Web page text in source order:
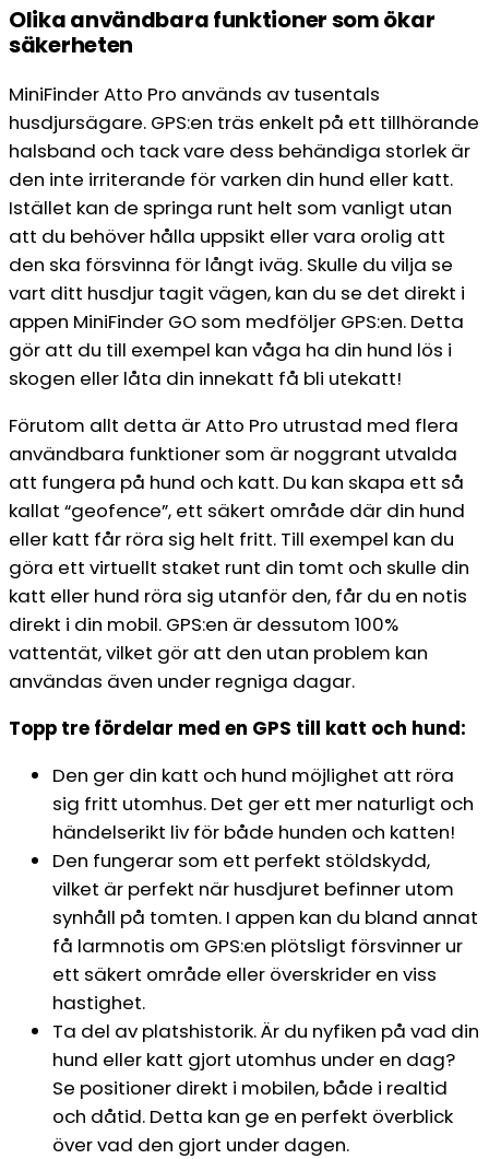
Olika användbara funktioner som ökar
säkerheten
MiniFinder Atto Pro används av tusentals
husdjursägare. GPS:en träs enkelt på ett tillhörande
halsband och tack vare dess behändiga storlek är
den inte irriterande för varken din hund eller katt.
Istället kan de springa runt helt som vanligt utan
att du behöver hålla uppsikt eller vara orolig att
den ska försvinna för långt iväg. Skulle du vilja se
vart ditt husdjur tagit vägen, kan du se det direkt i
appen MiniFinder GO som medföljer GPS:en. Detta
gör att du till exempel kan våga ha din hund lös i
skogen eller låta din innekatt få bli utekatt!
Förutom allt detta är Atto Pro utrustad med flera
användbara funktioner som är noggrant utvalda
att fungera på hund och katt. Du kan skapa ett så
kallat “geofence”, ett säkert område där din hund
eller katt får röra sig helt fritt. Till exempel kan du
göra ett virtuellt staket runt din tomt och skulle din
katt eller hund röra sig utanför den, får du en notis
direkt i din mobil. GPS:en är dessutom 100%
vattentät, vilket gör att den utan problem kan
användas även under regniga dagar.
Topp tre fördelar med en GPS till katt och hund:
Den ger din katt och hund möjlighet att röra
sig fritt utomhus. Det ger ett mer naturligt och
händelserikt liv för både hunden och katten!
Den fungerar som ett perfekt stöldskydd,
vilket är perfekt när husdjuret befinner utom
synhåll på tomten. I appen kan du bland annat
få larmnotis om GPS:en plötsligt försvinner ur
ett säkert område eller överskrider en viss
hastighet.
Ta del av platshistorik. Är du nyfiken på vad din
hund eller katt gjort utomhus under en dag?
Se positioner direkt i mobilen, både i realtid
och dåtid. Detta kan ge en perfekt överblick
över vad den gjort under dagen.